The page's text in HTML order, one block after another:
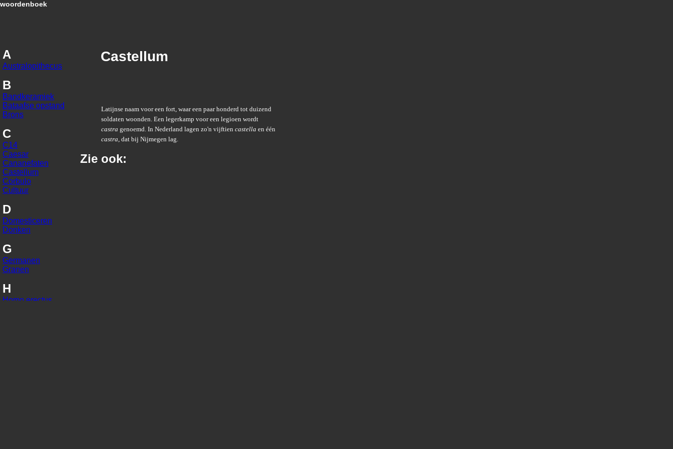
woordenboek
A
Australopithecus
B
Bandkeramiek
Bataafse opstand
Brons
C
C14
Caesar
Cananefaten
Castellum
Corbulo
Cultuur
D
Domesticeren
Donken
G
Germanen
Granen
H
Homo erectus
Castellum
Latijnse naam voor een fort, waar een paar honderd tot duizend
soldaten woonden. Een legerkamp voor een legioen wordt
castra genoemd. In Nederland lagen zo'n vijftien castella en één
castra, dat bij Nijmegen lag.
Zie ook: